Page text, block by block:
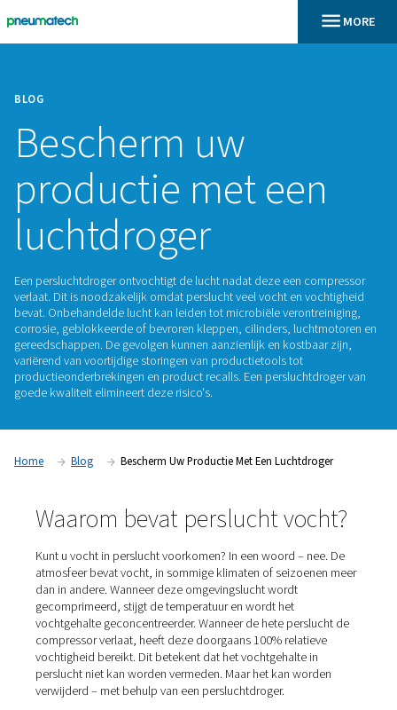
BLOG
Bescherm uw
productie met
luchtdroger
Een persluchtdroger ontvochtigt de lucht nadat deze een
verlaat. Dit is noodzakelijk omdat perslucht veel vocht en
bevat. Onbehandelde lucht kan leiden tot microbiële
gereedschappen. De gevolgen kunnen aanzienlijk en
variërend van voortijdige storingen van productietools tot
productieonderbrekingen en product recalls. Een
Home Blog Bescherm Uw Productie Met Een
Waarom bevat perslucht
Kunt u vocht in perslucht voorkomen? In een woord –